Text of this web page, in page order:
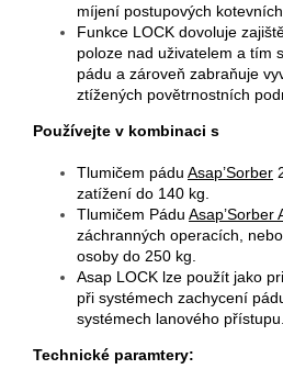
míjení postupových kotevních
Funkce LOCK dovoluje
poloze nad uživatelem a tím
pádu a zároveň zabraňuje
ztížených povětrnostních
Používejte v kombinaci s
Tlumičem pádu Asap’Sorber
zatížení do 140 kg.
Tlumičem Pádu Asap’Sorber
záchranných operacích,
osoby do 250 kg.
Asap LOCK lze použít jako
při systémech zachycení
systémech lanového přístupu.
Technické paramtery: